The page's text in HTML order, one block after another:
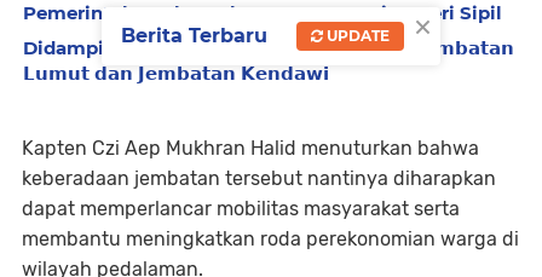
Pemerintah Aceh Angkat 228 Pegawai Negeri Sipil
Didampingi Wagub 𝗔𝗰𝗲𝗵, Wapres 𝗧𝗶𝗻𝗷𝗮𝘂 𝗝𝗲𝗺𝗯𝗮𝘁𝗮𝗻
𝗟𝘂𝗺𝘂𝘁 𝗱𝗮𝗻 𝗝𝗲𝗺𝗯𝗮𝘁𝗮𝗻 𝗞𝗲𝗻𝗱𝗮𝘄𝗶
Kapten Czi Aep Mukhran Halid menuturkan bahwa
keberadaan jembatan tersebut nantinya diharapkan
dapat memperlancar mobilitas masyarakat serta
membantu meningkatkan roda perekonomian warga di
wilayah pedalaman.
×
Berita Terbaru UPDATE